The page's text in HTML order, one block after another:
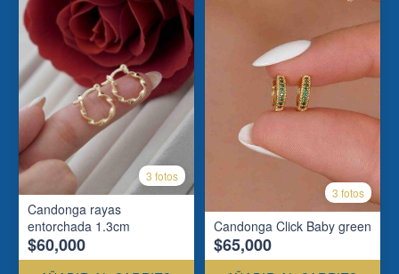
3 fotos
Candonga rayas
entorchada 1.3cm
$60,000
3 fotos
Candonga Click Baby green
$65,000